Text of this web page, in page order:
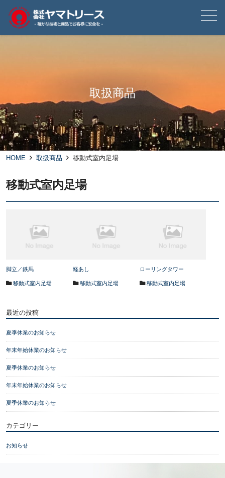
取扱商品
HOME 取扱商品 移動式室内足場
移動式室内足場
脚立／鉄馬
移動式室内足場
軽あし
移動式室内足場
ローリングタワー
移動式室内足場
最近の投稿
夏季休業のお知らせ
年末年始休業のお知らせ
夏季休業のお知らせ
年末年始休業のお知らせ
夏季休業のお知らせ
カテゴリー
お知らせ